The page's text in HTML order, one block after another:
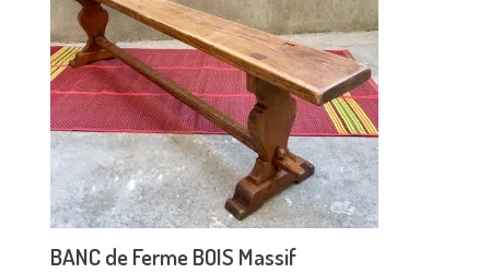
BANC de Ferme BOIS Massif